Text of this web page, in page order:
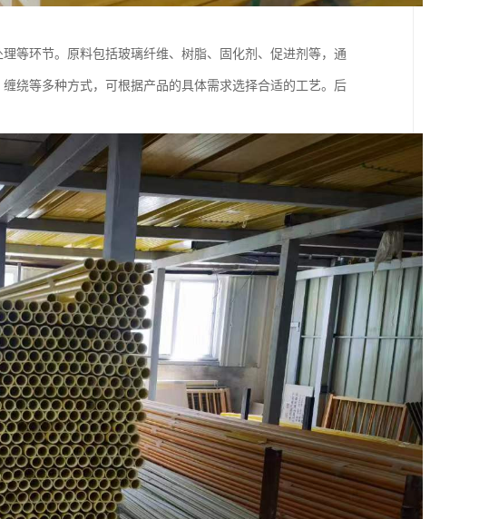
等环节。原料包括玻璃纤维、树脂、固化剂、促进剂等，通
绕等多种方式，可根据产品的具体需求选择合适的工艺。后